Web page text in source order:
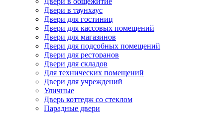
Двери в таунхаус
Двери для гостиниц
Двери для кассовых помещений
Двери для магазинов
Двери для подсобных помещений
Двери для ресторанов
Двери для складов
Для технических помещений
Двери для учреждений
Уличные
Дверь коттедж со стеклом
Парадные двери